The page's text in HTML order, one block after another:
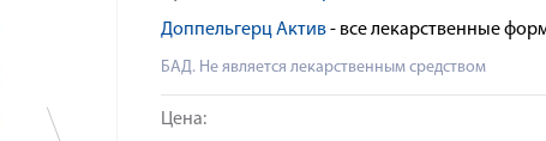
Доппельгерц Актив- все лекарственные
БАД. Не является лекарственным средством
Цена: